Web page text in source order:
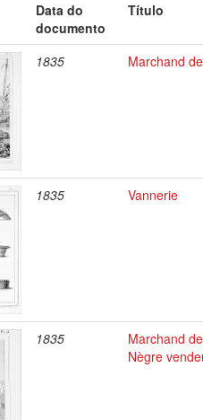
Data do
documento
Título
1835 Marchand
1835 Vannerie
1835
Marchand
Nègre